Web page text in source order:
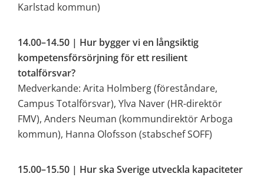
Karlstad kommun)
14.00–14.50 | Hur bygger vi en långsiktig
kompetensförsörjning för ett resilient
totalförsvar?
Medverkande: Arita Holmberg (föreståndare,
Campus Totalförsvar), Ylva Naver (HR-direktör
FMV), Anders Neuman (kommundirektör Arboga
kommun), Hanna Olofsson (stabschef SOFF)
15.00–15.50 | Hur ska Sverige utveckla kapaciteter